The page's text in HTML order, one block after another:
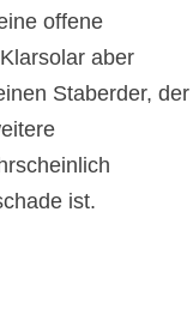
offene
aber
Staberder, der
ist.